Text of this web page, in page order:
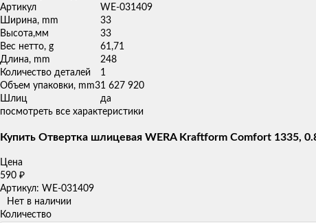
Артикул
WE-031409
Ширина, mm
33
Высота,мм
33
Вес нетто, g
61,71
Длина, mm
248
Количество деталей
1
Объем упаковки, mm31 627 920
Шлиц
да
посмотреть все характеристики
Купить Отвертка шлицевая WERA Kraftform Comfort 1335,
Цена
590 ₽
Артикул: WE-031409
Нет в наличии
Количество